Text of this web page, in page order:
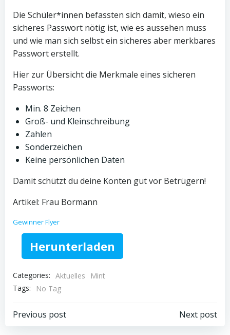
Die Schüler*innen befassten sich damit, wieso ein
sicheres Passwort nötig ist, wie es aussehen muss
und wie man sich selbst ein sicheres aber merkbares
Passwort erstellt.
Hier zur Übersicht die Merkmale eines sicheren
Passworts:
Min. 8 Zeichen
Groß- und Kleinschreibung
Zahlen
Sonderzeichen
Keine persönlichen Daten
Damit schützt du deine Konten gut vor Betrügern!
Artikel: Frau Bormann
Gewinner Flyer
Herunterladen
Categories: Aktuelles
Mint
Tags:
No Tag
Beitragsnavigation
Previous post Next post